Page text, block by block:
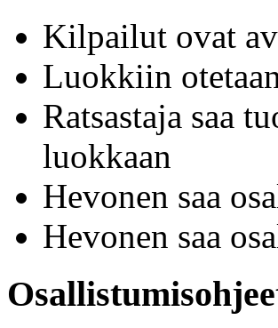
Kilpailut ovat
Luokkiin
Ratsastaja saa
luokkaan
Hevonen saa
Hevonen saa